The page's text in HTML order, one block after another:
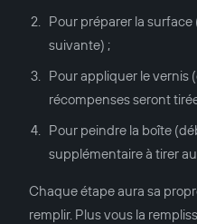
Pour préparer la surface
suivante) ;
Pour appliquer le vernis
récompenses seront
Pour peindre la boîte
supplémentaire à tirer
Chaque étape aura sa
remplir. Plus vous la